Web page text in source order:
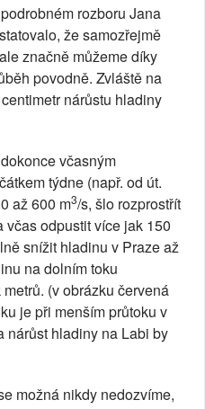
rozboru Jana
že samozřejmě
značně můžeme díky
povodně. Zvláště na
nárůstu hladiny
včasným
týdne (např. od út.
až 600 m3/s, šlo rozprostřít
odpustit více jak 150
snížit hladinu v Praze až
na dolním toku
(v obrázku červená
je při menším průtoku v
nárůst hladiny na Labi by
možná nikdy nedozvíme,